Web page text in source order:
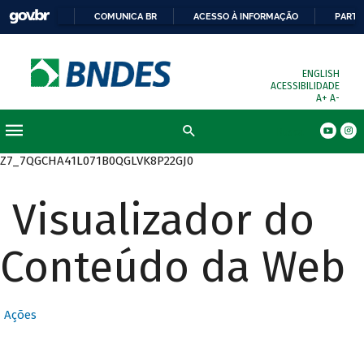
COMUNICA BR ACESSO À INFORMAÇÃO
ENGLISH
ACESSIBILIDADE
A+ A-
Z7_7QGCHA41L071B0QGLVK8P22GJ0
Visualizador do
Conteúdo da Web
Ações